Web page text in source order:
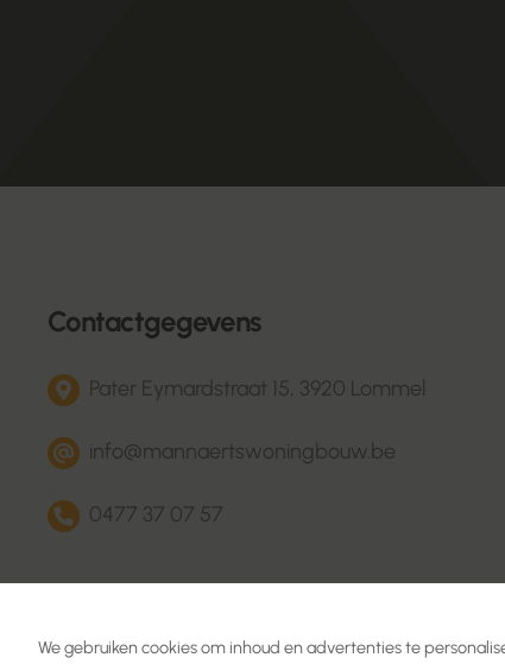
Contactgegevens
Pater Eymardstraat 15, 3920 Lommel
info@mannaertswoningbouw.be
0477 37 07 57
We gebruiken cookies om inhoud en advertenties te